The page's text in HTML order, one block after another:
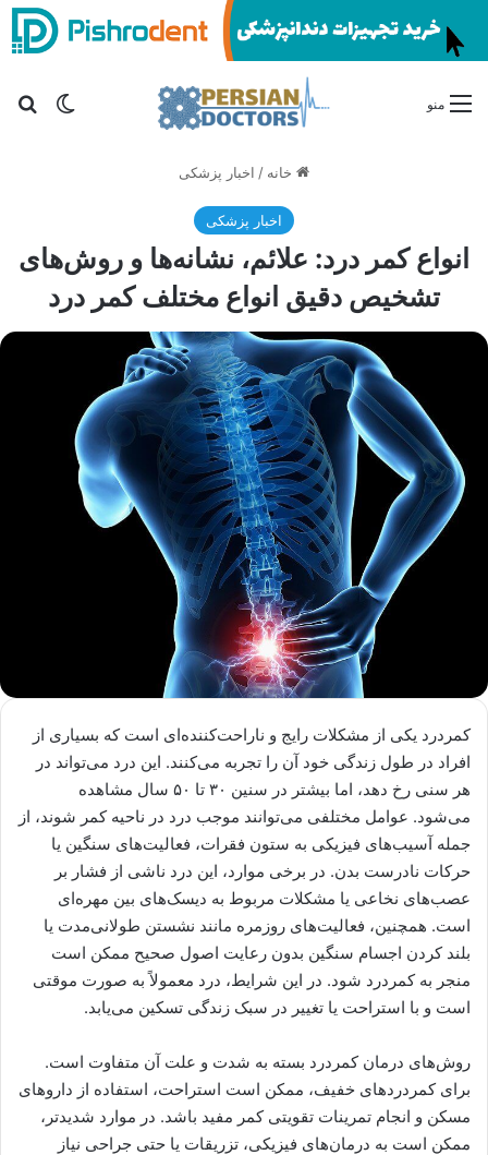
تغییر منو
خانه / اخبار پزشکی
اخبار پزشکی
انواع کمر درد: علائم، نشانه‌ها و روش‌های
تشخیص دقیق انواع مختلف کمر درد
کمردرد یکی از مشکلات رایج و ناراحت‌کننده‌ای است که بسیاری از
افراد در طول زندگی خود آن را تجربه می‌کنند. این درد می‌تواند در
هر سنی رخ دهد، اما بیشتر در سنین ۳۰ تا ۵۰ سال مشاهده
می‌شود. عوامل مختلفی می‌توانند موجب درد در ناحیه کمر شوند، از
جمله آسیب‌های فیزیکی به ستون فقرات، فعالیت‌های سنگین یا
حرکات نادرست بدن. در برخی موارد، این درد ناشی از فشار بر
عصب‌های نخاعی یا مشکلات مربوط به دیسک‌های بین مهره‌ای
است. همچنین، فعالیت‌های روزمره مانند نشستن طولانی‌مدت یا
بلند کردن اجسام سنگین بدون رعایت اصول صحیح ممکن است
منجر به کمردرد شود. در این شرایط، درد معمولاً به صورت موقتی
است و با استراحت یا تغییر در سبک زندگی تسکین می‌یابد.
روش‌های درمان کمردرد بسته به شدت و علت آن متفاوت است.
برای کمردردهای خفیف، ممکن است استراحت، استفاده از داروهای
مسکن و انجام تمرینات تقویتی کمر مفید باشد. در موارد شدیدتر،
ممکن است به درمان‌های فیزیکی، تزریقات یا حتی جراحی نیاز